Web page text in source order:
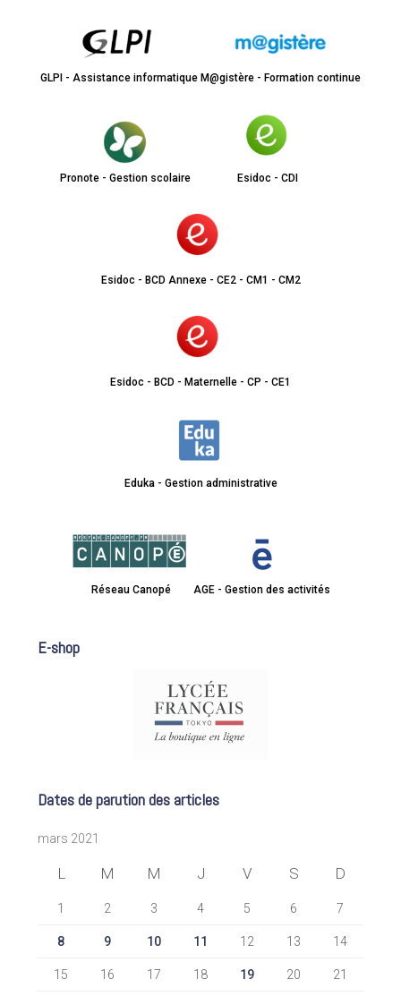
GLPI - Assistance informatique M@gistère - Formation continue
Pronote - Gestion scolaire Esidoc - CDI
Esidoc - BCD Annexe - CE2 - CM1 - CM2
Esidoc - BCD - Maternelle - CP - CE1
Eduka - Gestion administrative
Réseau Canopé AGE - Gestion des activités
E-shop
Dates de parution des articles
mars 2021
L M M J V S D
1 2 3 4 5 6 7
8 9 10 11 12 13 14
15 16 17 18 19 20 21